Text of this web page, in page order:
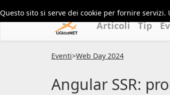
Questo sito si serve dei cookie per fornire
Articoli Tip
Eventi>Web Day 2024
Angular SSR: